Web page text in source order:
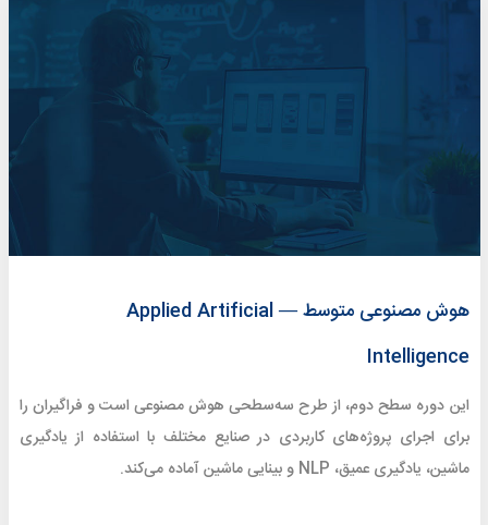
هوش مصنوعی متوسط — Applied Artificial
Intelligence
این دوره سطح دوم، از طرح سه‌سطحی هوش مصنوعی است و فراگیران را
برای اجرای پروژه‌های کاربردی در صنایع مختلف با استفاده از یادگیری
ماشین، یادگیری عمیق، NLP و بینایی ماشین آماده می‌کند.